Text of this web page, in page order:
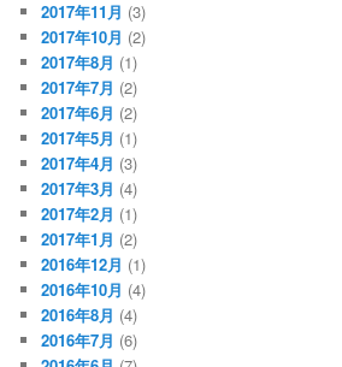
2017年11月 (3)
2017年10月 (2)
2017年8月 (1)
2017年7月 (2)
2017年6月 (2)
2017年5月 (1)
2017年4月 (3)
2017年3月 (4)
2017年2月 (1)
2017年1月 (2)
2016年12月 (1)
2016年10月 (4)
2016年8月 (4)
2016年7月 (6)